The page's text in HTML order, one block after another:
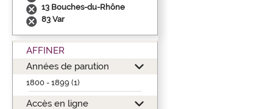
13 Bouches-du-Rhône
83 Var
AFFINER
Années de parution
1800 - 1899 (1)
Accès en ligne